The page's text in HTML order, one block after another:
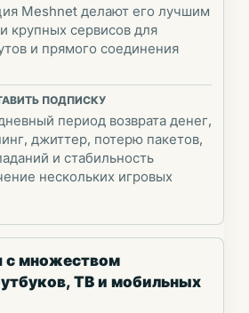
Meshnet делают его лучшим
крупных сервисов для
и прямого соединения
период возврата денег,
джиттер, потерю пакетов,
и стабильность
нескольких игровых
с множеством
ТВ и мобильных